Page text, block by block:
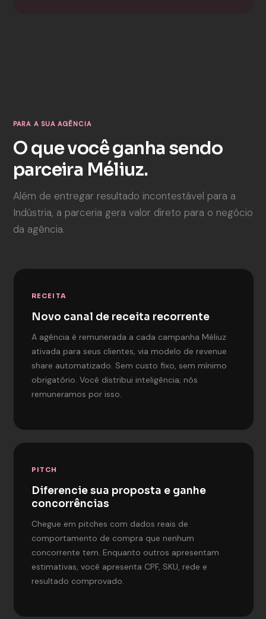
PARA A SUA AGÊNCIA
O que você ganha sendo
parceira Méliuz.
Além de entregar resultado incontestável para a
Indústria, a parceria gera valor direto para o negócio
da agência.
RECEITA
Novo canal de receita recorrente
A agência é remunerada a cada campanha Méliuz
ativada para seus clientes, via modelo de revenue
share automatizado. Sem custo fixo, sem mínimo
obrigatório. Você distribui inteligência; nós
remuneramos por isso.
PITCH
Diferencie sua proposta e ganhe
concorrências
Chegue em pitches com dados reais de
comportamento de compra que nenhum
concorrente tem. Enquanto outros apresentam
estimativas, você apresenta CPF, SKU, rede e
resultado comprovado.